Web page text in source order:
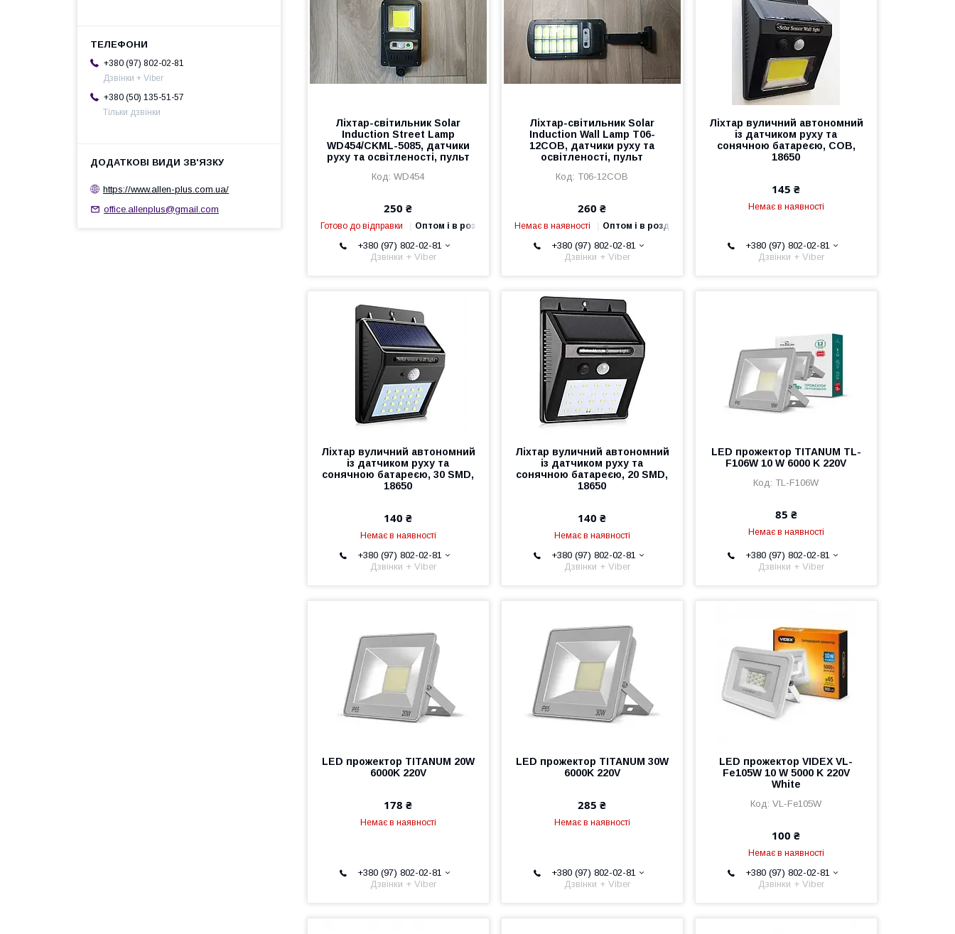
Ліхтар-світильник Solar
Induction Street Lamp
WD454/CKML-5085, датчики
руху та освітленості, пульт
WD454
250 ₴
Готово до відправки Оптом і в роздріб
+380 (97) 802-02-81
Дзвінки + Viber
Ліхтар-світильник Solar
Induction Wall Lamp T06-
12COB, датчики руху та
освітленості, пульт
T06-12COB
260 ₴
Немає в наявності Оптом і в роздріб
+380 (97) 802-02-81
Дзвінки + Viber
Ліхтар вуличний автономний
із датчиком руху та
сонячною батареєю, COB,
18650
145 ₴
Немає в наявності
+380 (97) 802-02-81
Дзвінки + Viber
Ліхтар вуличний автономний
із датчиком руху та
сонячною батареєю, 30 SMD,
18650
140 ₴
Немає в наявності
+380 (97) 802-02-81
Дзвінки + Viber
Ліхтар вуличний автономний
із датчиком руху та
сонячною батареєю, 20 SMD,
18650
140 ₴
Немає в наявності
+380 (97) 802-02-81
Дзвінки + Viber
LED прожектор TITANUM TL-
F106W 10 W 6000 K 220V
TL-F106W
85 ₴
Немає в наявності
+380 (97) 802-02-81
Дзвінки + Viber
LED прожектор TITANUM 20W
6000K 220V
178 ₴
Немає в наявності
+380 (97) 802-02-81
Дзвінки + Viber
LED прожектор TITANUM 30W
6000K 220V
285 ₴
Немає в наявності
+380 (97) 802-02-81
Дзвінки + Viber
LED прожектор VIDEX VL-
Fe105W 10 W 5000 K 220V
White
VL-Fe105W
100 ₴
Немає в наявності
+380 (97) 802-02-81
Дзвінки + Viber
+380 (97) 802-02-81
Дзвінки + Viber
+380 (50) 135-51-57
Тільки дзвінки
https://www.allen-plus.com.ua/
office.allenplus@gmail.com